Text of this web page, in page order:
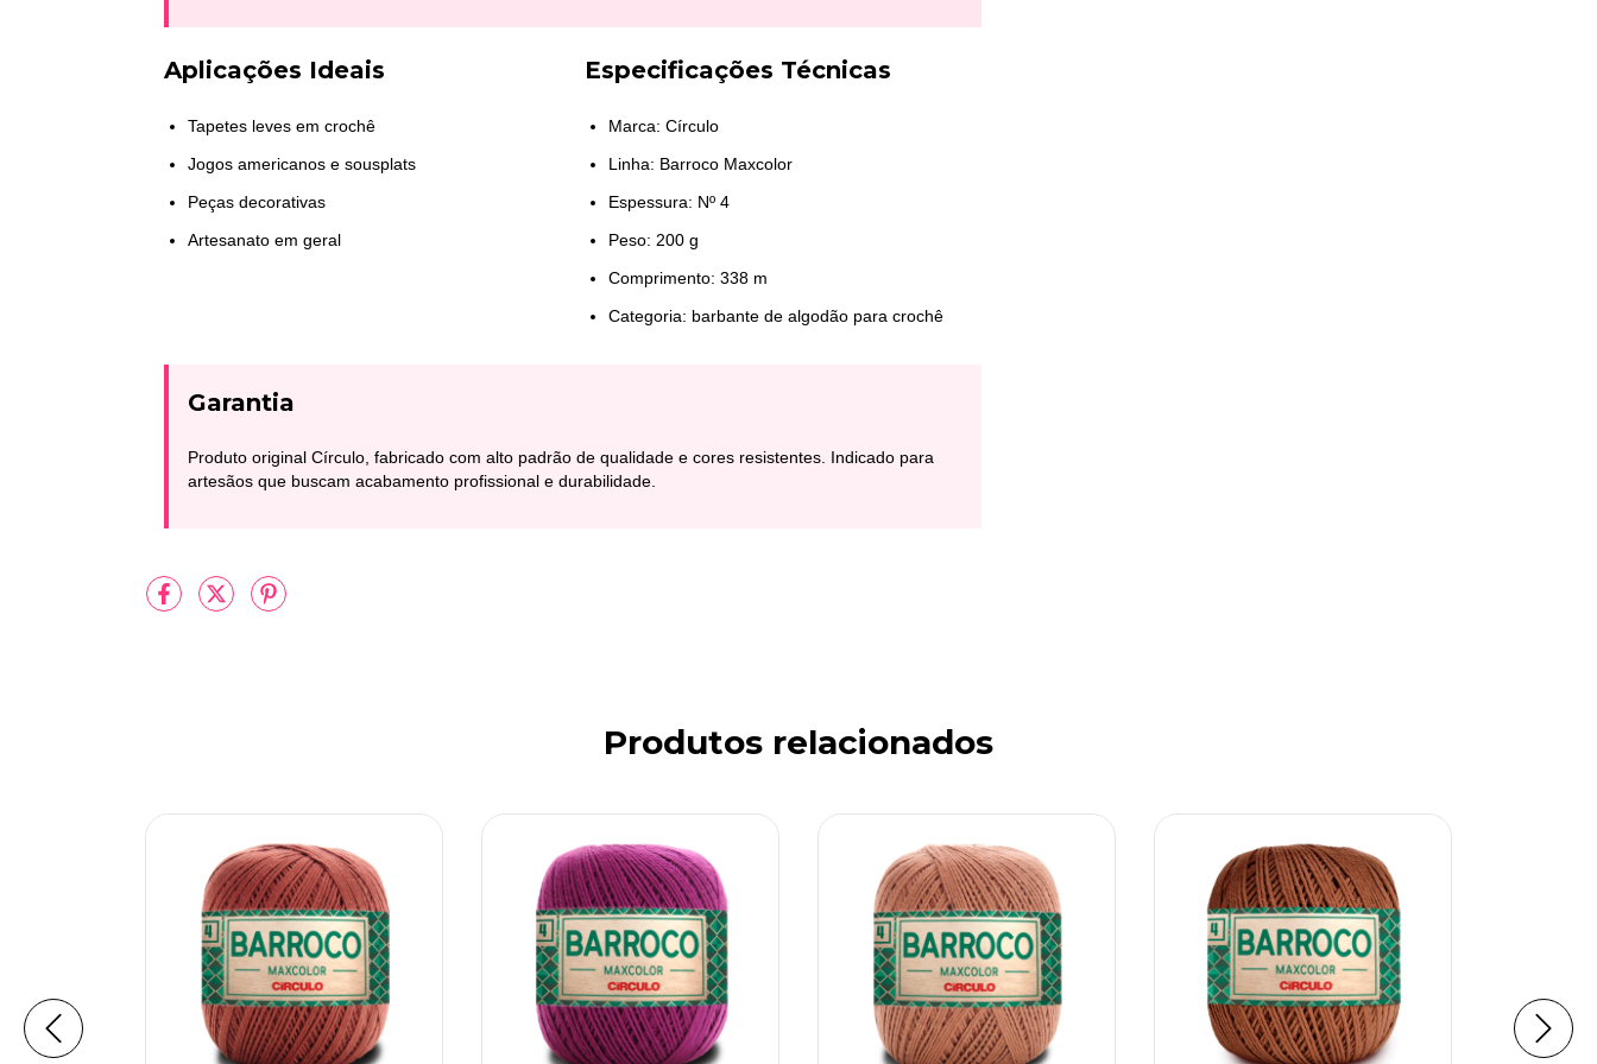
Aplicações Ideais
Tapetes leves em crochê
Jogos americanos e sousplats
Peças decorativas
Artesanato em geral
Especificações Técnicas
Marca: Círculo
Linha: Barroco Maxcolor
Espessura: Nº 4
Peso: 200 g
Comprimento: 338 m
Categoria: barbante de algodão para crochê
Garantia
Produto original Círculo, fabricado com alto padrão de qualidade e cores resistentes. Indicado para
artesãos que buscam acabamento profissional e durabilidade.
Produtos relacionados